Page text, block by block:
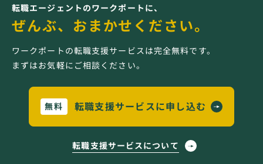
転職エージェントのワークポートに、
ぜんぶ、おまかせください。
ワークポートの転職支援サービスは完全無料です。
まずはお気軽にご相談ください。
無料 転職支援サービスに申し込む
転職支援サービスについて